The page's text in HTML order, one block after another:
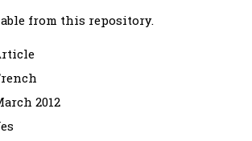
from this repository.
2012